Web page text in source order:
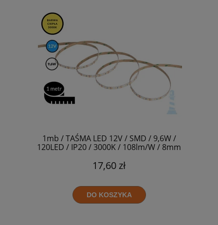
1mb / TAŚMA LED 12V / SMD / 9,6W /
120LED / IP20 / 3000K / 108lm/W / 8mm
17,60 zł
DO KOSZYKA